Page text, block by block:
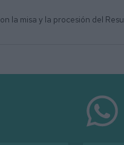
la misa y la procesión del